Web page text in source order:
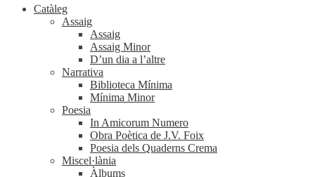
Catàleg
Assaig
Assaig
Assaig Minor
D’un dia a l’altre
Narrativa
Biblioteca Mínima
Mínima Minor
Poesia
In Amicorum Numero
Obra Poètica de J.V. Foix
Poesia dels Quaderns Crema
Miscel·lània
Àlbums